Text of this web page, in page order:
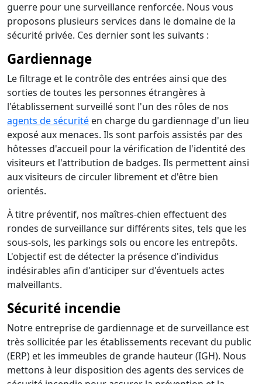
guerre pour une surveillance renforcée. Nous vous
proposons plusieurs services dans le domaine de la
sécurité privée. Ces dernier sont les suivants :
Gardiennage
Le filtrage et le contrôle des entrées ainsi que des
sorties de toutes les personnes étrangères à
l'établissement surveillé sont l'un des rôles de nos
agents de sécurité en charge du gardiennage d'un lieu
exposé aux menaces. Ils sont parfois assistés par des
hôtesses d'accueil pour la vérification de l'identité des
visiteurs et l'attribution de badges. Ils permettent ainsi
aux visiteurs de circuler librement et d'être bien
orientés.
À titre préventif, nos maîtres-chien effectuent des
rondes de surveillance sur différents sites, tels que les
sous-sols, les parkings sols ou encore les entrepôts.
L'objectif est de détecter la présence d'individus
indésirables afin d'anticiper sur d'éventuels actes
malveillants.
Sécurité incendie
Notre entreprise de gardiennage et de surveillance est
très sollicitée par les établissements recevant du public
(ERP) et les immeubles de grande hauteur (IGH). Nous
mettons à leur disposition des agents des services de